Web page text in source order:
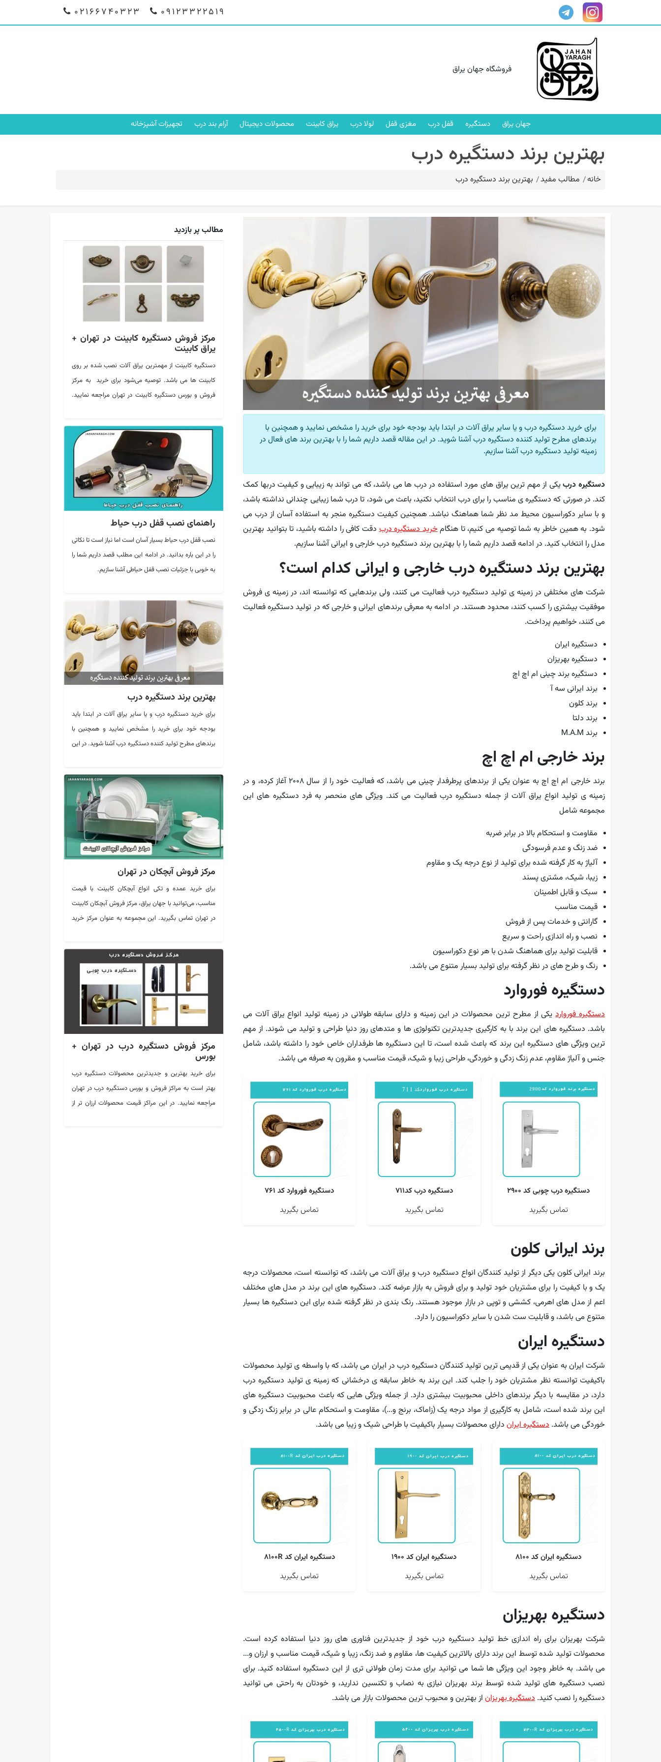
09123322519
02166740323
فروشگاه جهان یراق
جهان یراق دستگیره قفل درب مغزی قفل لولا درب یراق کابینت محصولات دیجیتال آرام بند درب تجهیزات آشپزخانه
بهترین برند دستگیره درب
خانه مطالب مفید بهترین برند دستگیره درب
برای خرید دستگیره درب و یا سایر یراق آلات در ابتدا باید بودجه خود برای خرید را مشخص نمایید و همچنین با
برندهای مطرح تولید کننده دستگیره درب آشنا شوید. در این مقاله قصد داریم شما را با بهترین برند های فعال در
زمینه تولید دستگیره درب آشنا سازیم.
دستگیره دربیکی از مهم ترین یراق های مورد استفاده در درب ها می باشد، که می تواند به زیبایی و کیفیت دربها کمک
کند. در صورتی که دستگیره ی مناسب را برای درب انتخاب نکنید، باعث می شود، تا درب شما زیبایی چندانی نداشته باشد،
و با سایر دکوراسیون محیط مد نظر شما هماهنگ نباشد. همچنین کیفیت دستگیره منجر به استفاده آسان از درب می
شود. به همین خاطر به شما توصیه می کنیم، تا هنگامخرید دستگیره دربدقت کافی را داشته باشید، تا بتوانید بهترین
مدل را انتخاب کنید. در ادامه قصد داریم شما را با بهترین برند دستگیره درب خارجی و ایرانی آشنا سازیم.
بهترین برند دستگیره درب خارجی و ایرانی کدام است؟
شرکت های مختلفی در زمینه ی تولید دستگیره درب فعالیت می کنند، ولی برندهایی که توانسته اند، در زمینه ی فروش
موفقیت بیشتری را کسب کنند، محدود هستند. در ادامه به معرفی برندهای ایرانی و خارجی که در تولید دستگیره فعالیت
می کنند، خواهیم پرداخت.
دستگیره ایران
دستگیره بهریزان
دستگیره برند چینی ام اچ اچ
برند ایرانی سه آ
برند کلون
برند دلتا
برند M.A.M
برند خارجی ام اچ اچ
برند خارجی ام اچ اچ به عنوان یکی از برندهای پرطرفدار چینی می باشد، که فعالیت خود را از سال 2008 آغاز کرده، و در
زمینه ی تولید انواع یراق آلات از جمله دستگیره درب فعالیت می کند. ویژگی های منحصر به فرد دستگیره های این
مجموعه شامل
مقاومت و استحکام بالا در برابر ضربه
ضد زنگ و عدم فرسودگی
آلیاژ به کار گرفته شده برای تولید از نوع درجه یک و مقاوم
زیبا، شیک، مشتری پسند
سبک و قابل اطمینان
قیمت مناسب
گارانتی و خدمات پس از فروش
نصب و راه اندازی راحت و سریع
قابلیت تولید برای هماهنگ شدن با هر نوع دکوراسیون
رنگ و طرح های در نظر گرفته برای تولید بسیار متنوع می باشد.
دستگیره فوروارد
دستگیره فورواردیکی از مطرح ترین محصولات در این زمینه و دارای سابقه طولانی در زمینه تولید انواع یراق آلات می
باشد. دستگیره های این برند با به کارگیری جدیدترین تکنولوژی ها و متدهای روز دنیا طراحی و تولید می شوند. از مهم
ترین ویژگی های دستگیره این برند که باعث شده است، تا این دستگیره ها طرفداران خاص خود را داشته باشد، شامل
جنس و آلیاژ مقاوم، عدم زنگ زدگی و خوردگی، طراحی زیبا و شیک، قیمت مناسب و مقرون به صرفه می باشد.
دستگیره درب چوبی کد 2900
تماس بگیرید
دستگیره درب کد711
تماس بگیرید
دستگیره فوروارد کد 761
تماس بگیرید
برند ایرانی کلون
برند ایرانی کلون یکی دیگر از تولید کنندگان انواع دستگیره درب و یراق آلات می باشد، که توانسته است، محصولات درجه
یک و با کیفیت را برای مشتریان خود تولید و برای فروش به بازار عرضه کند. دستگیره های این برند در مدل های مختلف
اعم از مدل های اهرمی، کششی و توپی در بازار موجود هستند. رنگ بندی در نظر گرفته شده برای این دستگیره ها بسیار
متنوع می باشد، و قابلیت ست شدن با سایر دکوراسیون را دارد.
دستگیره ایران
شرکت ایران به عنوان یکی از قدیمی ترین تولید کنندگان دستگیره درب در ایران می باشد، که با واسطه ی تولید محصولات
باکیفیت توانسته نظر مشتریان خود را جلب کند. این برند به خاطر سابقه ی درخشانی که زمینه ی تولید دستگیره درب
دارد، در مقایسه با دیگر برندهای داخلی محبوبیت بیشتری دارد. از جمله ویژگی هایی که باعث محبوبیت دستگیره های
این برند شده است، شامل به کارگیری از مواد درجه یک (زاماک، برنج و...)، مقاومت و استحکام عالی در برابر زنگ زدگی و
خوردگی می باشد. دستگیره ایران دارای محصولات بسیار باکیفیت با طراحی شیک و زیبا می باشد.
دستگیره ایران کد 8100
تماس بگیرید
دستگیره ایران کد 1900
تماس بگیرید
دستگیره ایران کد 8100R
تماس بگیرید
دستگیره بهریزان
شرکت بهریزان برای راه اندازی خط تولید دستگیره درب خود از جدیدترین فناوری های روز دنیا استفاده کرده است.
محصولات تولید شده توسط این برند دارای بالاترین کیفیت ها، مقاوم و ضد زنگ، زیبا و شیک، قیمت مناسب و ارزان و...
می باشد. به خاطر وجود این ویژگی ها شما می توانید برای مدت زمان طولانی تری از این دستگیره استفاده کنید. برای
نصب دستگیره های تولید شده توسط برند بهریزان نیازی به نصاب و تکنسین ندارید، و خودتان به راحتی می توانید
دستگیره را نصب کنید. دستگیره بهریزان از بهترین و محبوب ترین محصولات بازار می باشد.
مطالب پر بازدید
مرکز فروش دستگیره کابینت در تهران +
یراق کابینت
دستگیره کابینت از مهمترین یراق آلات نصب شده بر روی
کابینت ها می باشد. توصیه می‌شود برای خرید به مرکز
فروش و بورس دستگیره کابینت در تهران مراجعه نمایید.
ارزان تر می‌شود. بورس اکسسوری کابینت در تهران، در میدان
حسن آباد واقع است.
راهنمای نصب قفل درب حیاط
نصب قفل درب حیاط بسیار آسان است اما نیاز است تا نکاتی
را در این باره بدانید. در ادامه این مطلب قصد داریم شما را
به خوبی با جزئیات نصب قفل حیاطی آشنا سازیم.
بهترین برند دستگیره درب
برای خرید دستگیره درب و یا سایر یراق آلات در ابتدا باید
بودجه خود برای خرید را مشخص نمایید و همچنین با
برندهای مطرح تولید کننده دستگیره درب آشنا شوید. در این
تولید دستگیره درب آشنا سازیم.
مرکز فروش آبچکان در تهران
برای خرید عمده و تکی انواع آبچکان کابینت با قیمت
مناسب، می‌توانید با جهان یراق، مرکز فروش آبچکان کابینت
در تهران تماس بگیرید. این مجموعه به عنوان مرکز خرید
مرکز فروش دستگیره درب در تهران +
بورس
برای خرید بهترین و جدیدترین محصولات دستگیره درب
بهتر است به مراکز فروش و بورس دستگیره درب در تهران
مراجعه نمایید. در این مراکز قیمت محصولات ارزان تر از